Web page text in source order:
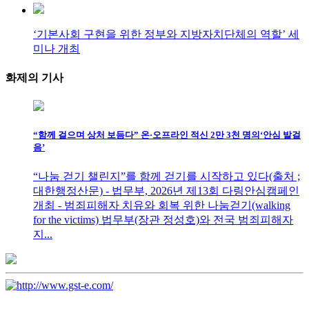
‘기본사회 구현을 위한 정부와 지방자치단체의 역할’ 세
미나 개최
화제의 기사
“함께 걸으며 상처 보듬다” 온·오프라인 적신 2만 3천 명의‘안심 발걸
음’
“나눔 걷기 챌린지”를 함께 걷기를 시작하고 있다(출처 ;
대한행정산문) - 법무부, 2026년 제13회 다링안심캠페인
개최 - 범죄피해자 치유와 회복 위한 나눔걷기(walking
for the victims) 법무부(장관 정성호)와 전국 범죄피해자
지...